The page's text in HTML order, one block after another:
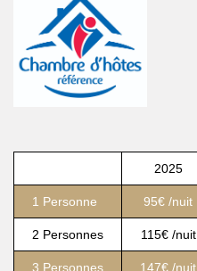
2025
1 Personne 95€ /nuit
2 Personnes 115€ /nuit
3 Personnes 147€ /nuit